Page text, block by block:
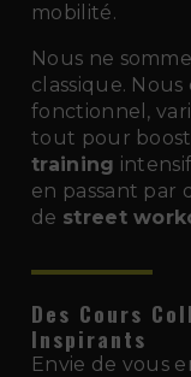
mobilité.
Nous ne
classique.
fonctionnel,
tout pour
training
en passant par
de street
Des Cours
Inspirants
Envie de vous